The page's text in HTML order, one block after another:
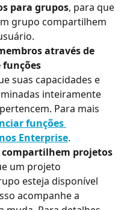
para grupos, para que
grupo compartilhem
através de
funções
suas capacidades e
inteiramente
Para mais
funções
Enterprise.
projetos
um projeto
esteja disponível
acompanhe a